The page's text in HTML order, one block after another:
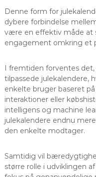
Denne form for
dybere forbindelse
være en effektiv måde at
engagement omkring et
I fremtiden forventes
tilpassede julekalendere,
enkelte bruger baseret
interaktioner eller
intelligens og machine
julekalendere endnu
den enkelte modtager.
Samtidig vil
større rolle i udviklingen